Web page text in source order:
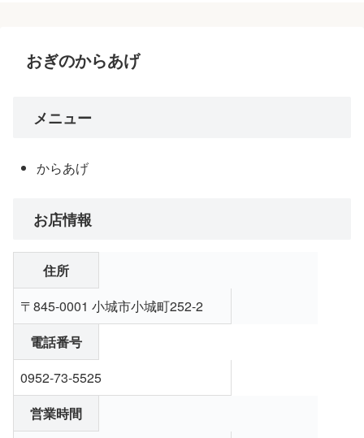
おぎのからあげ
メニュー
からあげ
お店情報
住所
〒845-0001 小城市小城町252-2
電話番号
0952-73-5525
営業時間